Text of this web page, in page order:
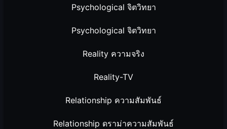
Psychological จิตวิทยา
Psychological จิตวิทยา
Reality ความจริง
Reality-TV
Relationship ความสัมพันธ์
Relationship ดราม่าความสัมพันธ์